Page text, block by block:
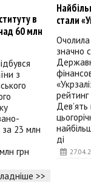
в
60 млн
з
за 23 млн
грн
>>
стали
Очолила
значно
рейтинг
ді